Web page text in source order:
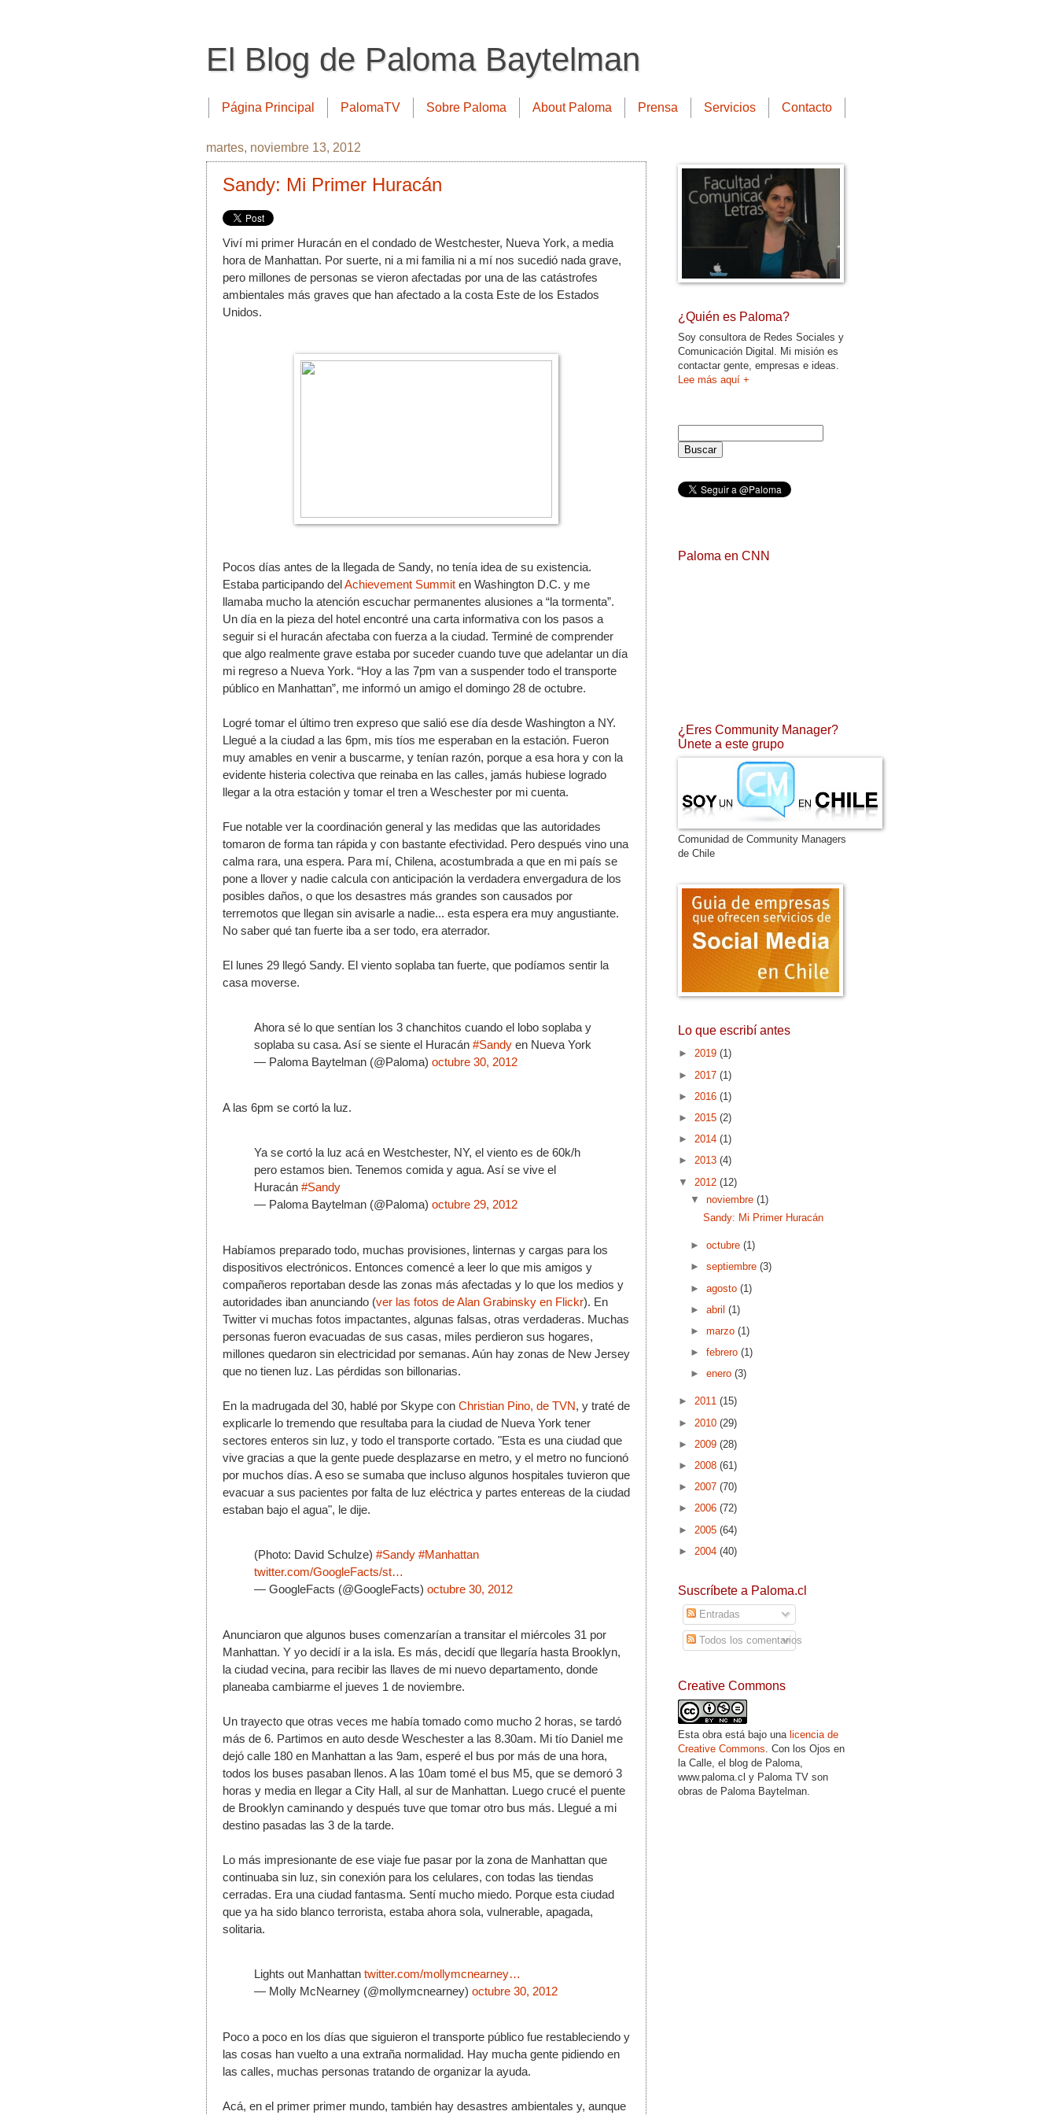
El Blog de Paloma Baytelman
Página Principal PalomaTV Sobre Paloma About Paloma Prensa Servicios Contacto
martes, noviembre 13, 2012
Sandy: Mi Primer Huracán
Viví mi primer Huracán en el condado de Westchester, Nueva York, a media
hora de Manhattan. Por suerte, ni a mi familia ni a mí nos sucedió nada grave,
pero millones de personas se vieron afectadas por una de las catástrofes
ambientales más graves que han afectado a la costa Este de los Estados
Unidos.
Pocos días antes de la llegada de Sandy, no tenía idea de su existencia.
Estaba participando del Achievement Summit en Washington D.C. y me
llamaba mucho la atención escuchar permanentes alusiones a “la tormenta”.
Un día en la pieza del hotel encontré una carta informativa con los pasos a
seguir si el huracán afectaba con fuerza a la ciudad. Terminé de comprender
que algo realmente grave estaba por suceder cuando tuve que adelantar un día
mi regreso a Nueva York. “Hoy a las 7pm van a suspender todo el transporte
público en Manhattan”, me informó un amigo el domingo 28 de octubre.
Logré tomar el último tren expreso que salió ese día desde Washington a NY.
Llegué a la ciudad a las 6pm, mis tíos me esperaban en la estación. Fueron
muy amables en venir a buscarme, y tenían razón, porque a esa hora y con la
evidente histeria colectiva que reinaba en las calles, jamás hubiese logrado
llegar a la otra estación y tomar el tren a Weschester por mi cuenta.
Fue notable ver la coordinación general y las medidas que las autoridades
tomaron de forma tan rápida y con bastante efectividad. Pero después vino una
calma rara, una espera. Para mí, Chilena, acostumbrada a que en mi país se
pone a llover y nadie calcula con anticipación la verdadera envergadura de los
posibles daños, o que los desastres más grandes son causados por
terremotos que llegan sin avisarle a nadie... esta espera era muy angustiante.
No saber qué tan fuerte iba a ser todo, era aterrador.
El lunes 29 llegó Sandy. El viento soplaba tan fuerte, que podíamos sentir la
casa moverse.
Ahora sé lo que sentían los 3 chanchitos cuando el lobo soplaba y
soplaba su casa. Así se siente el Huracán #Sandy en Nueva York
— Paloma Baytelman (@Paloma) octubre 30, 2012
A las 6pm se cortó la luz.
Ya se cortó la luz acá en Westchester, NY, el viento es de 60k/h
pero estamos bien. Tenemos comida y agua. Así se vive el
Huracán #Sandy
— Paloma Baytelman (@Paloma) octubre 29, 2012
Habíamos preparado todo, muchas provisiones, linternas y cargas para los
dispositivos electrónicos. Entonces comencé a leer lo que mis amigos y
compañeros reportaban desde las zonas más afectadas y lo que los medios y
autoridades iban anunciando (ver las fotos de Alan Grabinsky en Flickr). En
Twitter vi muchas fotos impactantes, algunas falsas, otras verdaderas. Muchas
personas fueron evacuadas de sus casas, miles perdieron sus hogares,
millones quedaron sin electricidad por semanas. Aún hay zonas de New Jersey
que no tienen luz. Las pérdidas son billonarias.
En la madrugada del 30, hablé por Skype con Christian Pino, de TVN, y traté de
explicarle lo tremendo que resultaba para la ciudad de Nueva York tener
sectores enteros sin luz, y todo el transporte cortado. "Esta es una ciudad que
vive gracias a que la gente puede desplazarse en metro, y el metro no funcionó
por muchos días. A eso se sumaba que incluso algunos hospitales tuvieron que
evacuar a sus pacientes por falta de luz eléctrica y partes entereas de la ciudad
estaban bajo el agua", le dije.
(Photo: David Schulze) #Sandy #Manhattan
twitter.com/GoogleFacts/st…
— GoogleFacts (@GoogleFacts) octubre 30, 2012
Anunciaron que algunos buses comenzarían a transitar el miércoles 31 por
Manhattan. Y yo decidí ir a la isla. Es más, decidí que llegaría hasta Brooklyn,
la ciudad vecina, para recibir las llaves de mi nuevo departamento, donde
planeaba cambiarme el jueves 1 de noviembre.
Un trayecto que otras veces me había tomado como mucho 2 horas, se tardó
más de 6. Partimos en auto desde Weschester a las 8.30am. Mi tío Daniel me
dejó calle 180 en Manhattan a las 9am, esperé el bus por más de una hora,
todos los buses pasaban llenos. A las 10am tomé el bus M5, que se demoró 3
horas y media en llegar a City Hall, al sur de Manhattan. Luego crucé el puente
de Brooklyn caminando y después tuve que tomar otro bus más. Llegué a mi
destino pasadas las 3 de la tarde.
Lo más impresionante de ese viaje fue pasar por la zona de Manhattan que
continuaba sin luz, sin conexión para los celulares, con todas las tiendas
cerradas. Era una ciudad fantasma. Sentí mucho miedo. Porque esta ciudad
que ya ha sido blanco terrorista, estaba ahora sola, vulnerable, apagada,
solitaria.
Lights out Manhattan twitter.com/mollymcnearney…
— Molly McNearney (@mollymcnearney) octubre 30, 2012
Poco a poco en los días que siguieron el transporte público fue restableciendo y
las cosas han vuelto a una extraña normalidad. Hay mucha gente pidiendo en
las calles, muchas personas tratando de organizar la ayuda.
Acá, en el primer primer mundo, también hay desastres ambientales y, aunque
¿Quién es Paloma?
Soy consultora de Redes Sociales y
Comunicación Digital. Mi misión es
contactar gente, empresas e ideas.
Lee más aquí +
Paloma en CNN
¿Eres Community Manager?
Únete a este grupo
Comunidad de Community Managers
de Chile
Lo que escribí antes
► 2019 (1)
► 2017 (1)
► 2016 (1)
► 2015 (2)
► 2014 (1)
► 2013 (4)
▼ 2012 (12)
▼noviembre(1)
Sandy: Mi Primer Huracán
►octubre(1)
►septiembre(3)
►agosto(1)
►abril(1)
►marzo(1)
►febrero(1)
►enero(3)
► 2011 (15)
► 2010 (29)
► 2009 (28)
► 2008 (61)
► 2007 (70)
► 2006 (72)
► 2005 (64)
► 2004 (40)
Suscríbete a Paloma.cl
Entradas
Todos los comentarios
Creative Commons
Esta obra está bajo una licencia de
Creative Commons. Con los Ojos en
la Calle, el blog de Paloma,
www.paloma.cl y Paloma TV son
obras de Paloma Baytelman.